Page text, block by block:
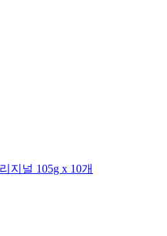
지널 105g x 10개